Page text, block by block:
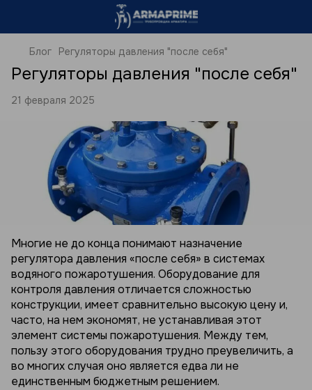
Блог Регуляторы давления "после себя"
Регуляторы давления "после себя"
21 февраля 2025
Многие не до конца понимают назначение
регулятора давления «после себя» в системах
водяного пожаротушения. Оборудование для
контроля давления отличается сложностью
конструкции, имеет сравнительно высокую цену и,
часто, на нем экономят, не устанавливая этот
элемент системы пожаротушения. Между тем,
пользу этого оборудования трудно преувеличить, а
во многих случая оно является едва ли не
единственным бюджетным решением.